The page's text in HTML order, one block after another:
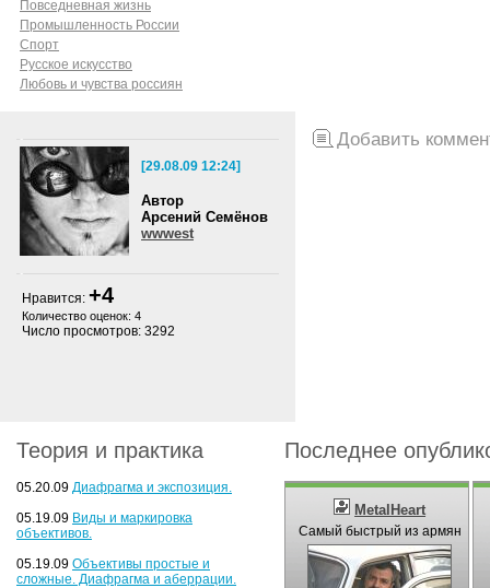
Повседневная жизнь
Промышленность России
Спорт
Русское искусство
Любовь и чувства россиян
[29.08.09 12:24]
Автор
Арсений Семёнов
wwwest
Нравится: +4
Количество оценок: 4
Число просмотров: 3292
Добавить
Теория и практика
05.20.09 Диафрагма и экспозиция.
05.19.09 Виды и маркировка
объективов.
05.19.09 Объективы простые и
сложные. Диафрагма и аберрации.
Последнее
MetalHeart
Самый быстрый из армян